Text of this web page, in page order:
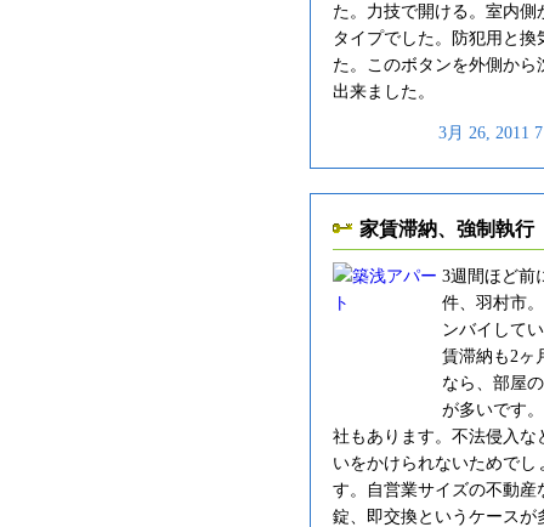
た。力技で開ける。室内
タイプでした。防犯用と
た。このボタンを外側か
出来ました。
3月 26, 2011
家賃滞納、強制執行
3週間ほど前
件、羽村市
ンバイして
賃滞納も2ヶ
なら、部屋
が多いです
社もあります。不法侵入
いをかけられないためで
す。自営業サイズの不動
錠、即交換というケース